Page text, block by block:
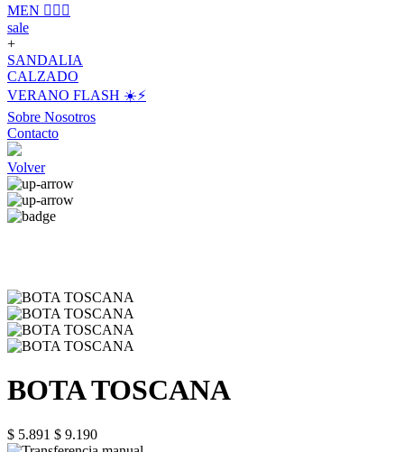
MEN 🙋🏽‍♂️
sale
+
SANDALIA
CALZADO
VERANO FLASH ☀️⚡️
Sobre Nosotros
Contacto
Volver
BOTA TOSCANA
$ 5.891 $ 9.190